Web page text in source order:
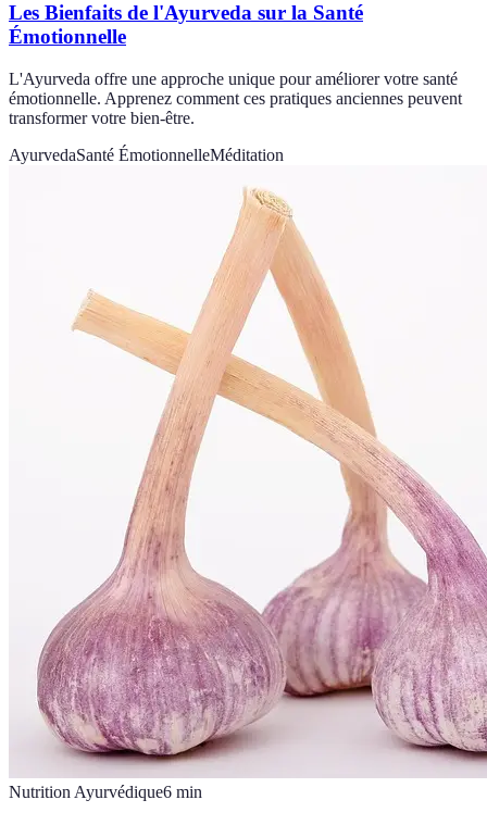
Les Bienfaits de l'Ayurveda sur la Santé
Émotionnelle
L'Ayurveda offre une approche unique pour améliorer votre santé
émotionnelle. Apprenez comment ces pratiques anciennes peuvent
transformer votre bien-être.
AyurvedaSanté ÉmotionnelleMéditation
Nutrition Ayurvédique6 min